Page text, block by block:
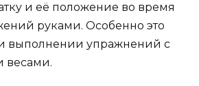
и её положение во время
руками. Особенно это
выполнении упражнений с
весами.